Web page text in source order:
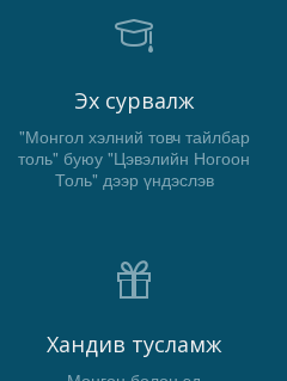
Эх сурвалж
"Монгол хэлний товч тайлбар
толь" буюу "Цэвэлийн Ногоон
Толь" дээр үндэслэв
Хандив тусламж